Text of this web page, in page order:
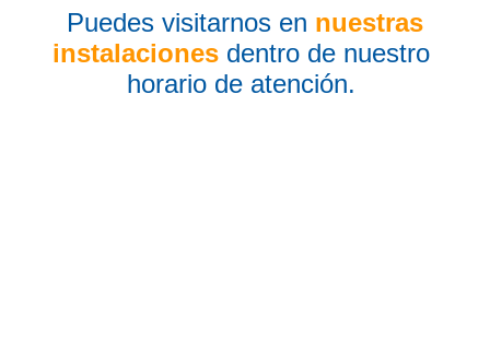
Puedes visitarnos en nuestras
instalaciones dentro de nuestro
horario de atención.